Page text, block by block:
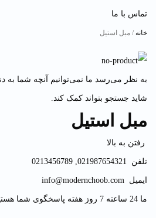
تماس با ما
خانه/ مبل استیل
به نظر می‌رسد ما نمی‌توانیم آنچه شما به
شاید جستجو بتواند کمک کند.
مبل استیل
رفتن به بالا
تلفن 021987654321
0213456789
ایمیل info@modernchoob.com
ما 24 ساعته 7 روز هفته پاسخگوی شما هستیم.